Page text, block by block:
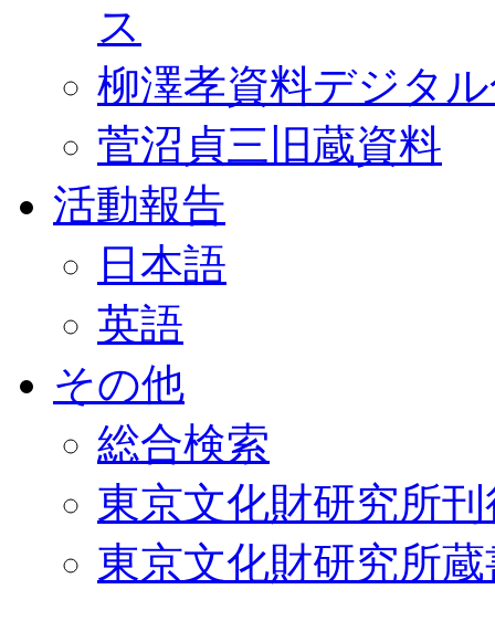
ス
柳澤孝資料デジタ
菅沼貞三旧蔵資料
活動報告
日本語
英語
その他
総合検索
東京文化財研究所
東京文化財研究所